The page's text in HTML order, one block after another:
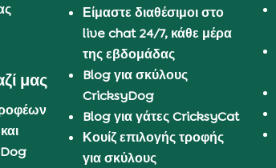
μας
Είμαστε διαθέσιμοι στο
live chat 24/7, κάθε μέρα
της εβδομάδας
Blog για σκύλους
CricksyDog
Blog για γάτες CricksyCat
Κουίζ επιλογής τροφής
για σκύλους